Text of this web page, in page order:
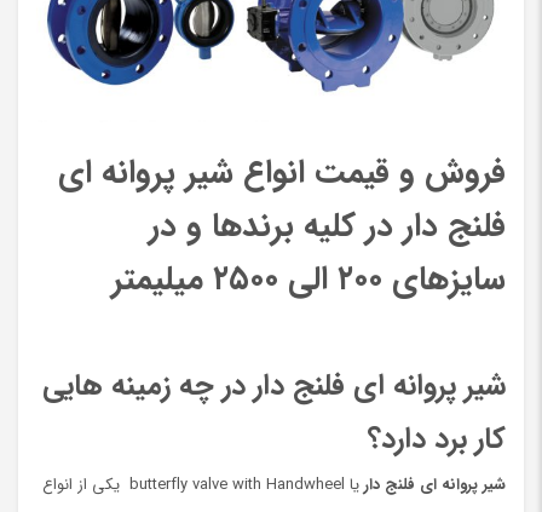
فروش و قیمت انواع شیر پروانه ای
فلنج دار در کلیه برندها و در
سایزهای ۲۰۰ الی ۲۵۰۰ میلیمتر
شیر پروانه ای فلنج دار در چه زمینه هایی
کار برد دارد؟
شیر پروانه ای فلنج دار
یا butterfly valve with Handwheel یکی از انواع